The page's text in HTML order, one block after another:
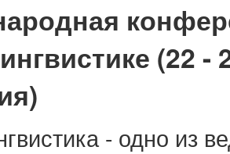
(22 -
- одно из